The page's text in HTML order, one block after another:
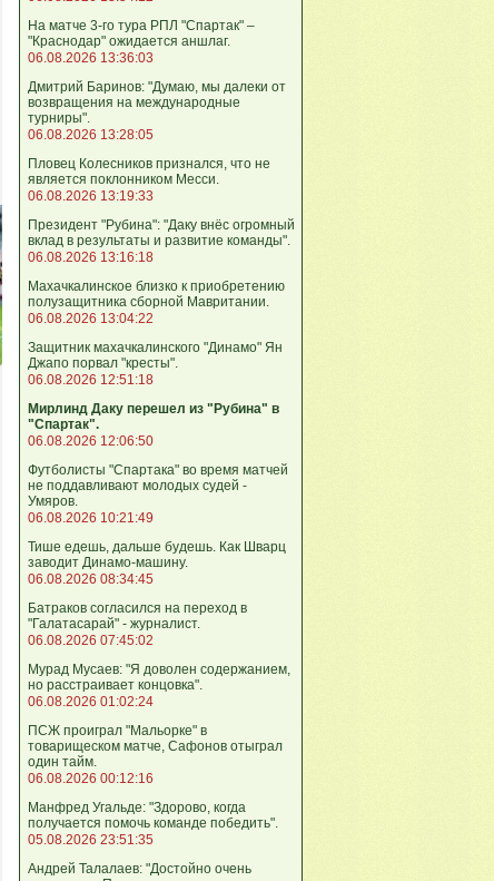
На матче 3-го тура РПЛ "Спартак" –
"Краснодар" ожидается аншлаг.
06.08.2026 13:36:03
Дмитрий Баринов: "Думаю, мы далеки от
возвращения на международные
турниры".
06.08.2026 13:28:05
Пловец Колесников признался, что не
является поклонником Месси.
06.08.2026 13:19:33
Президент "Рубина": "Даку внёс огромный
вклад в результаты и развитие команды".
06.08.2026 13:16:18
Махачкалинское близко к приобретению
полузащитника сборной Мавритании.
06.08.2026 13:04:22
Защитник махачкалинского "Динамо" Ян
Джапо порвал "кресты".
06.08.2026 12:51:18
Мирлинд Даку перешел из "Рубина" в
"Спартак".
06.08.2026 12:06:50
Футболисты "Спартака" во время матчей
не поддавливают молодых судей -
Умяров.
06.08.2026 10:21:49
Тише едешь, дальше будешь. Как Шварц
заводит Динамо-машину.
06.08.2026 08:34:45
Батраков согласился на переход в
"Галатасарай" - журналист.
06.08.2026 07:45:02
Мурад Мусаев: "Я доволен содержанием,
но расстраивает концовка".
06.08.2026 01:02:24
ПСЖ проиграл "Мальорке" в
товарищеском матче, Сафонов отыграл
один тайм.
06.08.2026 00:12:16
Манфред Угальде: "Здорово, когда
получается помочь команде победить".
05.08.2026 23:51:35
Андрей Талалаев: "Достойно очень